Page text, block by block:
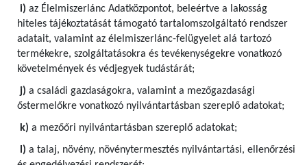
i) az Élelmiszerlánc Adatközpontot, beleértve a lakosság
hiteles tájékoztatását támogató tartalomszolgáltató rendszer
adatait, valamint az élelmiszerlánc-felügyelet alá tartozó
termékekre, szolgáltatásokra és tevékenységekre vonatkozó
követelmények és védjegyek tudástárát;
j) a családi gazdaságokra, valamint a mezőgazdasági
őstermelőkre vonatkozó nyilvántartásban szereplő adatokat;
k) a mezőőri nyilvántartásban szereplő adatokat;
l) a talaj, növény, növénytermesztés nyilvántartási, ellenőrzési